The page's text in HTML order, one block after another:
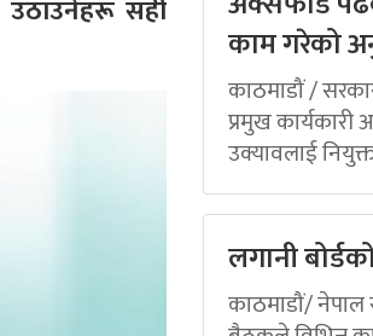
सही
काम गरेको
काठमाडौं /
प्रमुख कार्यकारी
उक्यावलाई
लगानी
काठमाडौं/ नेपाल